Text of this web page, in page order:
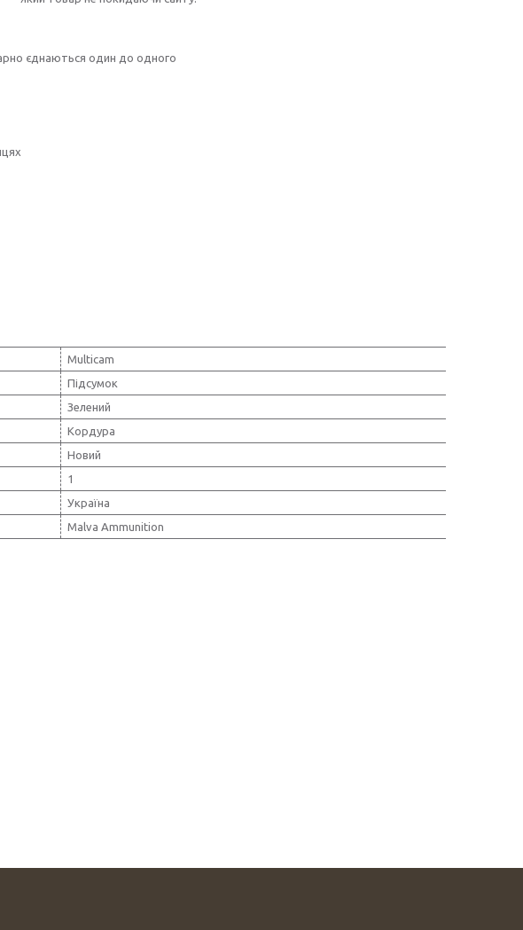
єднаються один до одного
Multicam
Підсумок
Зелений
Кордура
Новий
1
Україна
Malva Ammunition